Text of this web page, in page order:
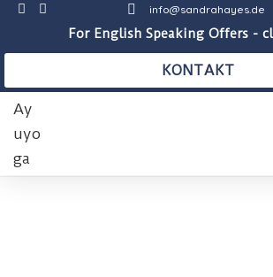
info@sandrahayes.de
For English Speaking Offers -
KONTAKT